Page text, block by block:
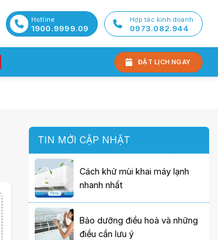
Hotline
1900.9999.09
Hợp tác kinh doanh
0973.082.944
ĐẶT LỊCH NGAY
TIN MỚI CẬP NHẬT
Cách khử mùi khai máy lạnh
nhanh nhất
Bảo dưỡng điều hoà và những
điều cần lưu ý